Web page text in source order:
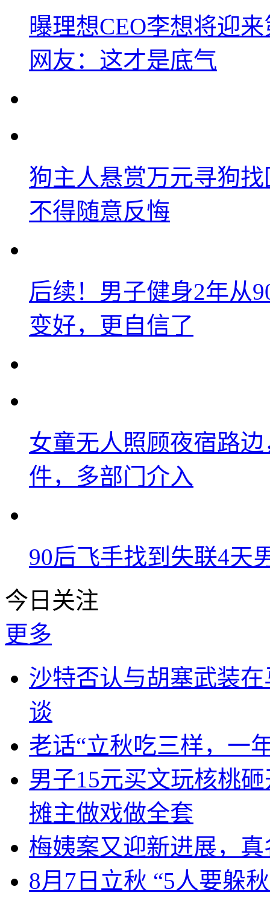
曝理想CEO李想将迎
网友：这才是底气
狗主人悬赏万元寻狗
不得随意反悔
后续！男子健身2年从
变好，更自信了
女童无人照顾夜宿路
件，多部门介入
90后飞手找到失联4天
今日关注
更多
沙特否认与胡塞武装
谈
老话“立秋吃三样，一
男子15元买文玩核桃
摊主做戏做全套
梅姨案又迎新进展，
8月7日立秋 “5人要躲